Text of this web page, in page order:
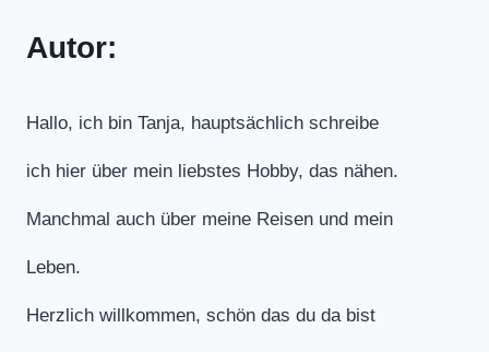
Autor:
Hallo, ich bin Tanja, hauptsächlich schreibe
ich hier über mein liebstes Hobby, das nähen.
Manchmal auch über meine Reisen und mein
Leben.
Herzlich willkommen, schön das du da bist